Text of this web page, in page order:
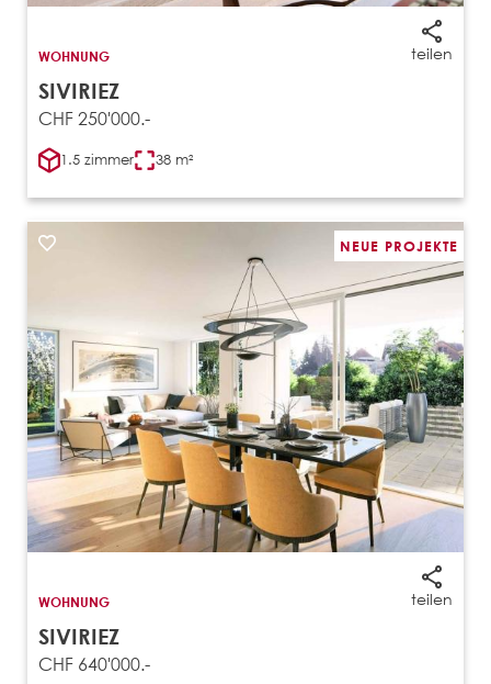
teilen
WOHNUNG
SIVIRIEZ
CHF 250'000.-
1.5 zimmer 38 m²
NEUE PROJEKTE
teilen
WOHNUNG
SIVIRIEZ
CHF 640'000.-